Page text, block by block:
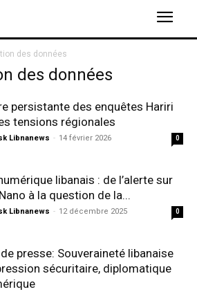
des données
des données
persistante des enquêtes Hariri
tensions régionales
Libnanews - 14 février 2026 0
libanais : de l’alerte sur
à la question de la...
Libnanews - 12 décembre 2025 0
de presse: Souveraineté libanaise
sécuritaire, diplomatique